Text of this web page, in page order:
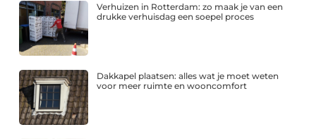
Verhuizen in Rotterdam: zo maak je van een
drukke verhuisdag een soepel proces
Dakkapel plaatsen: alles wat je moet weten
voor meer ruimte en wooncomfort